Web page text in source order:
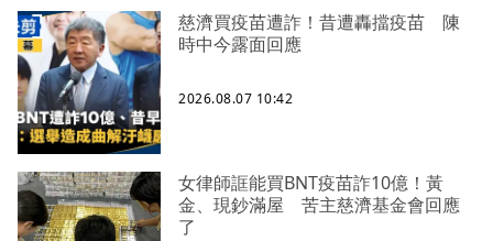
慈濟買疫苗遭詐！昔遭轟擋疫苗 陳
時中今露面回應
2026.08.07 10:42
女律師誆能買BNT疫苗詐10億！黃
金、現鈔滿屋 苦主慈濟基金會回應
了